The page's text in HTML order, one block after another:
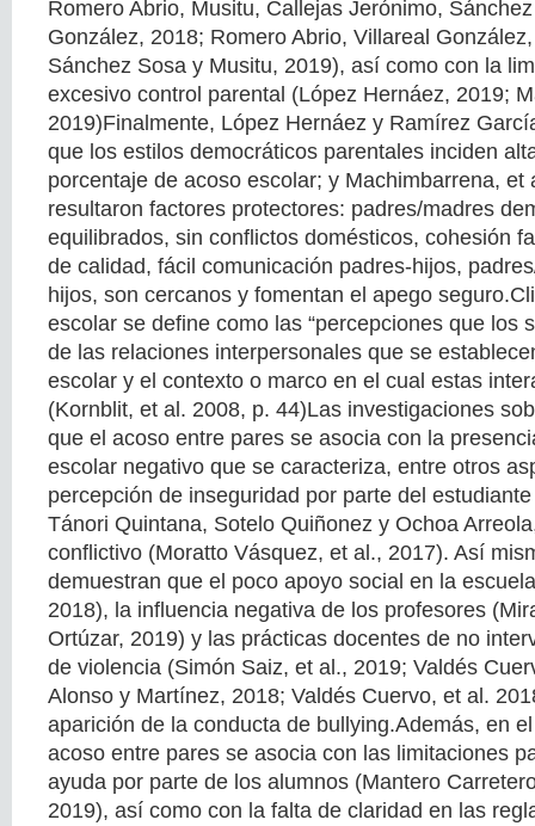
Romero Abrio, Musitu, Callejas Jerónimo,
González, 2018; Romero Abrio, Villareal
Sánchez Sosa y Musitu, 2019), así como con la
excesivo control parental (López Hernáez, 2019;
2019)Finalmente, López Hernáez y Ramírez
que los estilos democráticos parentales inciden
porcentaje de acoso escolar; y Machimbarrena, et
resultaron factores protectores: padres/madres
equilibrados, sin conflictos domésticos, cohesión
de calidad, fácil comunicación padres-hijos,
hijos, son cercanos y fomentan el apego
escolar se define como las “percepciones que los
de las relaciones interpersonales que se
escolar y el contexto o marco en el cual estas
(Kornblit, et al. 2008, p. 44)Las investigaciones
que el acoso entre pares se asocia con la
escolar negativo que se caracteriza, entre otros
percepción de inseguridad por parte del
Tánori Quintana, Sotelo Quiñonez y Ochoa
conflictivo (Moratto Vásquez, et al., 2017). Así
demuestran que el poco apoyo social en la
2018), la influencia negativa de los profesores
Ortúzar, 2019) y las prácticas docentes de no
de violencia (Simón Saiz, et al., 2019; Valdés
Alonso y Martínez, 2018; Valdés Cuervo, et al.
aparición de la conducta de bullying.Además, en
acoso entre pares se asocia con las limitaciones
ayuda por parte de los alumnos (Mantero
2019), así como con la falta de claridad en las